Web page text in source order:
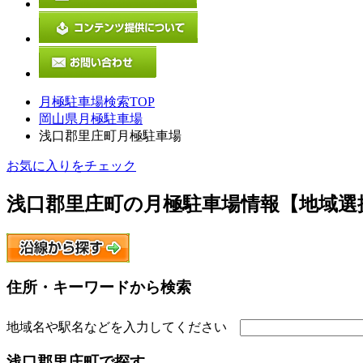
月極駐車場検索TOP
岡山県月極駐車場
浅口郡里庄町月極駐車場
お気に入りをチェック
浅口郡里庄町の月極駐車場情報【地域選
住所・キーワードから検索
地域名や駅名などを入力してください